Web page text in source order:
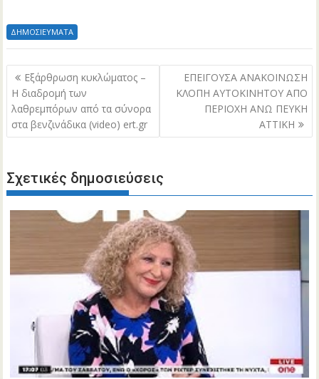
ΔΗΜΟΣΙΕΥΜΑΤΑ
Πλοήγηση
άρθρων
Eξάρθρωση κυκλώματος –
Η διαδρομή των
λαθρεμπόρων από τα σύνορα
στα βενζινάδικα (video) ert.gr
ΕΠΕΙΓΟΥΣΑ ΑΝΑΚΟΙΝΩΣΗ
ΚΛΟΠΗ ΑΥΤΟΚΙΝΗΤΟΥ ΑΠΟ
ΠΕΡΙΟΧΗ ΑΝΩ ΠΕΥΚΗ
ΑΤΤΙΚΗ
Σχετικές δημοσιεύσεις